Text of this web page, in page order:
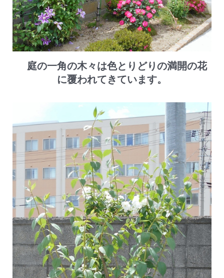
庭の一角の木々は色とりどりの満開の花
に覆われてきています。